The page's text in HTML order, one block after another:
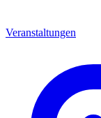
Veranstaltungen